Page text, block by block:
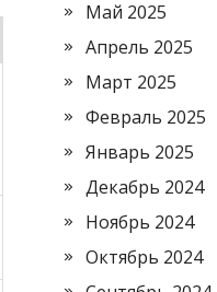
Май 2025
Апрель 2025
Март 2025
Февраль 2025
Январь 2025
Декабрь 2024
Ноябрь 2024
Октябрь 2024